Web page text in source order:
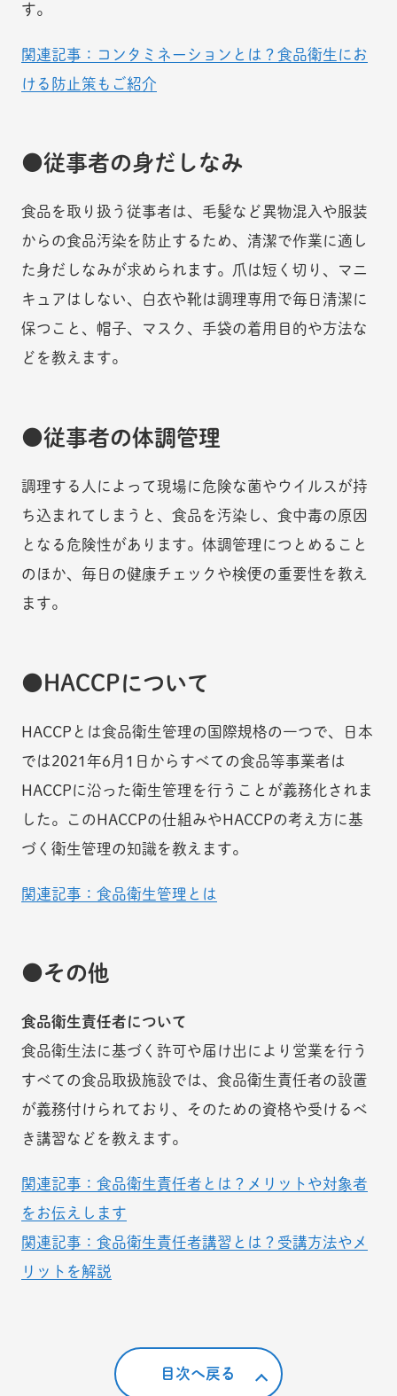
す。
関連記事：コンタミネーションとは？食品衛生にお
ける防止策もご紹介
従事者の身だしなみ
食品を取り扱う従事者は、毛髪など異物混入や服装
からの食品汚染を防止するため、清潔で作業に適し
た身だしなみが求められます。爪は短く切り、マニ
キュアはしない、白衣や靴は調理専用で毎日清潔に
保つこと、帽子、マスク、手袋の着用目的や方法な
どを教えます。
従事者の体調管理
調理する人によって現場に危険な菌やウイルスが持
ち込まれてしまうと、食品を汚染し、食中毒の原因
となる危険性があります。体調管理につとめること
のほか、毎日の健康チェックや検便の重要性を教え
ます。
HACCPについて
HACCPとは食品衛生管理の国際規格の一つで、日本
では2021年6月1日からすべての食品等事業者は
HACCPに沿った衛生管理を行うことが義務化されま
した。このHACCPの仕組みやHACCPの考え方に基
づく衛生管理の知識を教えます。
関連記事：食品衛生管理とは
その他
食品衛生責任者について
食品衛生法に基づく許可や届け出により営業を行う
すべての食品取扱施設では、食品衛生責任者の設置
が義務付けられており、そのための資格や受けるべ
き講習などを教えます。
関連記事：食品衛生責任者とは？メリットや対象者
をお伝えします
関連記事：食品衛生責任者講習とは？受講方法やメ
リットを解説
目次へ戻る